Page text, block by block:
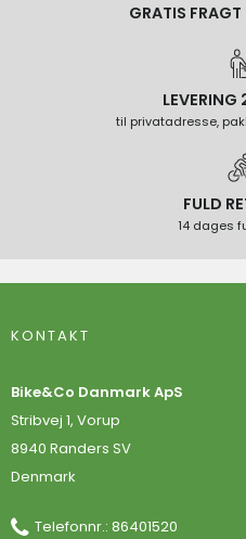
GRATIS
LEVERING
til privatadresse,
FULD
14 dages
KONTAKT
Bike&Co Danmark ApS
Stribvej 1, Vorup
8940 Randers SV
Denmark
Telefonnr.: 86401520